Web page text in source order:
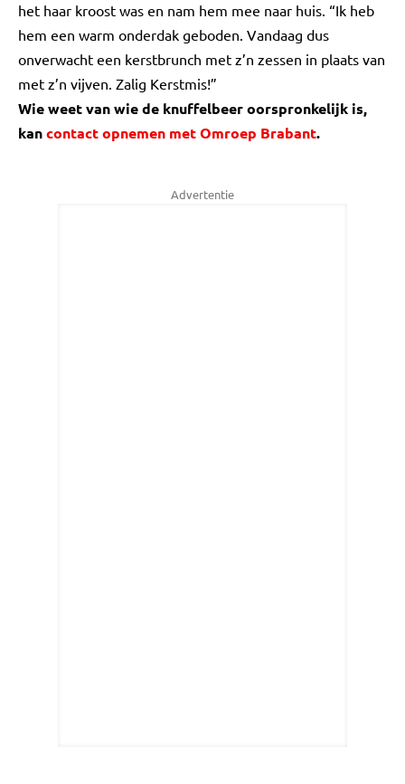
het haar kroost was en nam hem mee naar huis. “Ik heb
hem een warm onderdak geboden. Vandaag dus
onverwacht een kerstbrunch met z’n zessen in plaats van
met z’n vijven. Zalig Kerstmis!”
Wie weet van wie de knuffelbeer oorspronkelijk is,
kancontact opnemen met Omroep Brabant.
Advertentie